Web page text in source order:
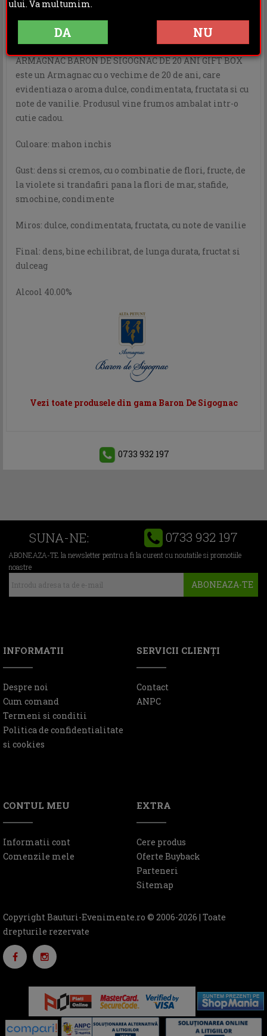
OPINII (0)
ARMAGNAC BARON DE SIGOGNAC DE 20 ANI GIFT BOX
este un Armagnac cu o vechime de 20 de ani, care
evidentiaza o aroma dulce, condimentata, fructata si cu
note de vanilie. Produsul vine frumos ambalat intr-o
cutie cadou.
Culoare: mahon inchis
Gust: dens si cremos, cu o combinatie de flori, fructe, de
la violete si trandafiri pana la flori de mar, stafide,
smochine, condimente
Miros: dulce, condimentata, fructata, cu note de vanilie
Final: dens, bine echilibrat, de lunga durata, fructat si
dulceag
Alcool 40.00%
Vezi toate produsele din gama Baron De Sigognac
0733 932 197
SUNA-NE: 0733 932 197
ABONEAZA-TE la newsletter pentru a fi la curent cu noutatile si promotiile
noastre
ABONEAZA-TE
INFORMATII
Despre noi
Cum comand
Termeni si conditii
Politica de confidentialitate
si cookies
SERVICII CLIENŢI
Contact
ANPC
CONTUL MEU
Informatii cont
Comenzile mele
EXTRA
Cere produs
Oferte Buyback
Parteneri
Sitemap
Copyright Bauturi-Evenimente.ro © 2006-2026 | Toate
drepturile rezervate
ului. Va multumim.
DA NU